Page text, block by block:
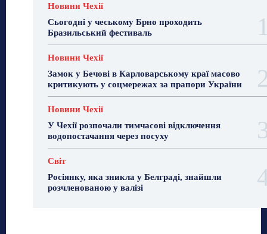
Новини Чехії
Сьогодні у чеському Брно проходить
Бразильський фестиваль
Новини Чехії
Замок у Бечові в Карловарському краї масово
критикують у соцмережах за прапори України
Новини Чехії
У Чехії розпочали тимчасові відключення
водопостачання через посуху
Світ
Росіянку, яка зникла у Белграді, знайшли
розчленованою у валізі